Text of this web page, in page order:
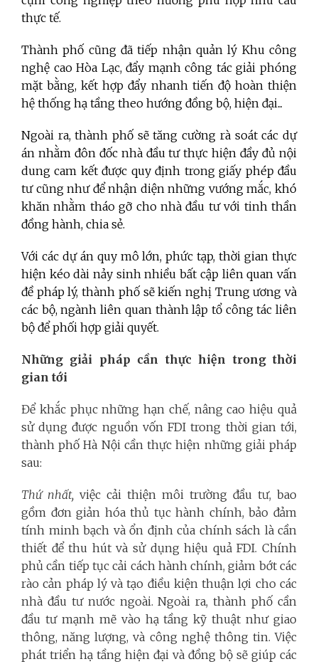
thực tế.
Thành phố cũng đã tiếp nhận quản lý Khu công
nghệ cao Hòa Lạc, đẩy mạnh công tác giải phóng
mặt bằng, kết hợp đẩy nhanh tiến độ hoàn thiện
hệ thống hạ tầng theo hướng đồng bộ, hiện đại...
Ngoài ra, thành phố sẽ tăng cường rà soát các dự
án nhằm đôn đốc nhà đầu tư thực hiện đầy đủ nội
dung cam kết được quy định trong giấy phép đầu
tư cũng như để nhận diện những vướng mắc, khó
khăn nhằm tháo gỡ cho nhà đầu tư với tinh thần
đồng hành, chia sẻ.
Với các dự án quy mô lớn, phức tạp, thời gian thực
hiện kéo dài nảy sinh nhiều bất cập liên quan vấn
đề pháp lý, thành phố sẽ kiến nghị Trung ương và
các bộ, ngành liên quan thành lập tổ công tác liên
bộ để phối hợp giải quyết.
Những giải pháp cần thực hiện trong thời
gian tới
Để khắc phục những hạn chế, nâng cao hiệu quả
sử dụng được nguồn vốn FDI trong thời gian tới,
thành phố Hà Nội cần thực hiện những giải pháp
sau:
Thứ nhất, việc cải thiện môi trường đầu tư, bao
gồm đơn giản hóa thủ tục hành chính, bảo đảm
tính minh bạch và ổn định của chính sách là cần
thiết để thu hút và sử dụng hiệu quả FDI. Chính
phủ cần tiếp tục cải cách hành chính, giảm bớt các
rào cản pháp lý và tạo điều kiện thuận lợi cho các
nhà đầu tư nước ngoài. Ngoài ra, thành phố cần
đầu tư mạnh mẽ vào hạ tầng kỹ thuật như giao
thông, năng lượng, và công nghệ thông tin. Việc
phát triển hạ tầng hiện đại và đồng bộ sẽ giúp các